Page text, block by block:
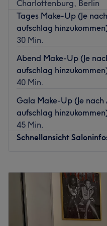
Damen oder Herren - das
verstehen das Friseur-
sich doch selbst und
Ihren persönlichen
Zurück
Charlottenburg, Berlin
Tages Make-Up (Je
aufschlag
30 Min.
Abend Make-Up (Je
aufschlag
40 Min.
Gala Make-Up (Je
aufschlag
45 Min.
Schnellansicht
Mittwoch
Donnerstag
Freitag